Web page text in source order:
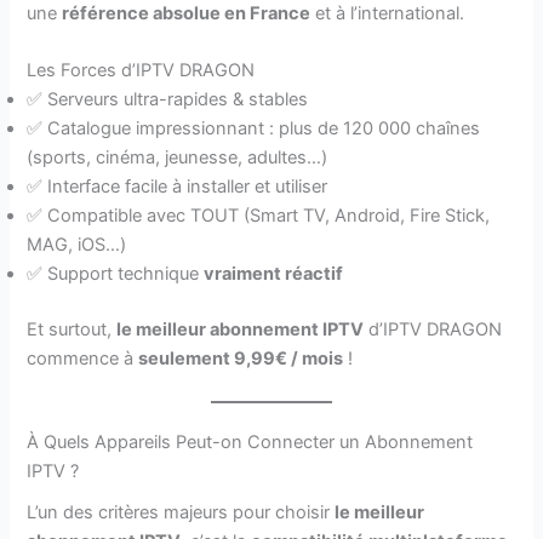
une référence absolue en France et à l’international.
Les Forces d’IPTV DRAGON
✅ Serveurs ultra-rapides & stables
✅ Catalogue impressionnant : plus de 120 000 chaînes
(sports, cinéma, jeunesse, adultes…)
✅ Interface facile à installer et utiliser
✅ Compatible avec TOUT (Smart TV, Android, Fire Stick,
MAG, iOS…)
✅ Support techniquevraiment réactif
Et surtout, le meilleur abonnement IPTV d’IPTV DRAGON
commence àseulement 9,99€ / mois !
À Quels Appareils Peut-on Connecter un Abonnement
IPTV ?
L’un des critères majeurs pour choisir le meilleur